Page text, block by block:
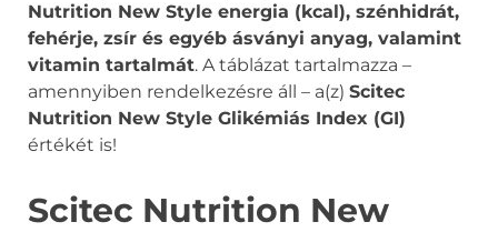
Nutrition New Style energia (kcal), szénhidrát,
fehérje, zsír és egyéb ásványi anyag, valamint
vitamin tartalmát. A táblázat tartalmazza –
amennyiben rendelkezésre áll – a(z) Scitec
Nutrition New Style Glikémiás Index (GI)
értékét is!
Scitec Nutrition New